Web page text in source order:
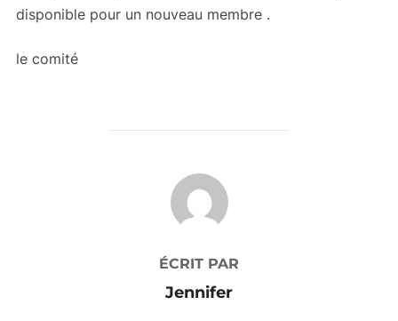
disponible pour un nouveau membre .
le comité
AUTEUR DE LA PUBLICATION
ÉCRIT PAR
Jennifer